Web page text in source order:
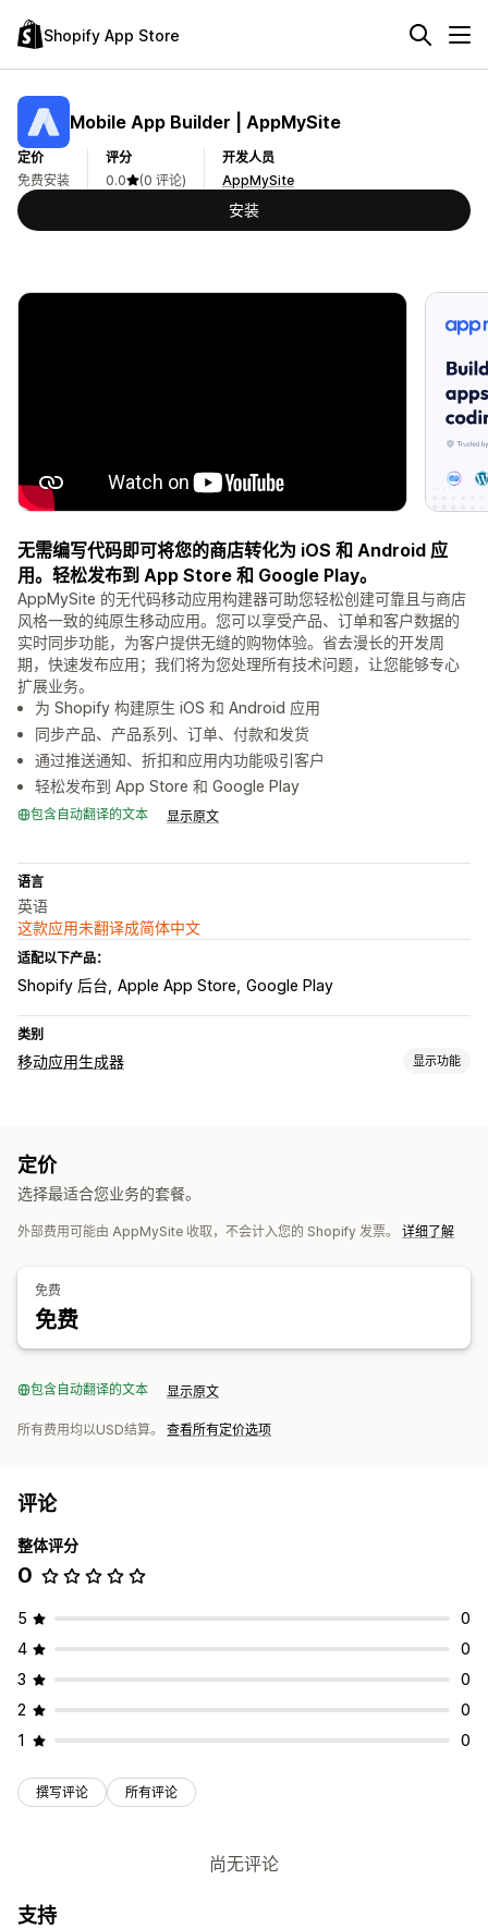
Shopify App Store
Mobile App Builder | AppMySite
定价
免费安装
评分
0.0
(0 评论)
开发人员
AppMySite
安装
无需编写代码即可将您的商店转化为 iOS 和 Android 应
用。轻松发布到 App Store 和 Google Play。
AppMySite 的无代码移动应用构建器可助您轻松创建可靠且与商店
风格一致的纯原生移动应用。您可以享受产品、订单和客户数据的
实时同步功能，为客户提供无缝的购物体验。省去漫长的开发周
期，快速发布应用；我们将为您处理所有技术问题，让您能够专心
扩展业务。
为 Shopify 构建原生 iOS 和 Android 应用
同步产品、产品系列、订单、付款和发货
通过推送通知、折扣和应用内功能吸引客户
轻松发布到 App Store 和 Google Play
包含自动翻译的文本 显示原文
语言
英语
这款应用未翻译成简体中文
适配以下产品：
Shopify 后台 Apple App Store Google Play
类别
移动应用生成器 显示功能
拖放式编辑器
地理位置 个性化 促销 富媒体 预定 细分 自定义通知
定价
选择最适合您业务的套餐。
外部费用可能由 AppMySite 收取，不会计入您的 Shopify 发票。 详细了解
免费
免费
包含自动翻译的文本 显示原文
所有费用均以USD结算。 查看所有定价选项
评论
整体评分
0
5
0
4
0
3
0
2
0
1
0
撰写评论 所有评论
尚无评论
支持